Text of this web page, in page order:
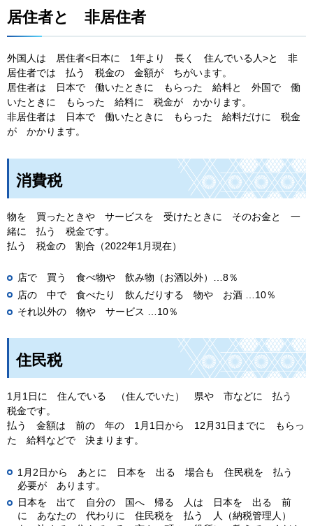
居住者と 非居住者
外国人は 居住者<日本に 1年より 長く 住んでいる人>と 非
居住者では 払う 税金の 金額が ちがいます。
居住者は 日本で 働いたときに もらった 給料と 外国で 働
いたときに もらった 給料に 税金が かかります。
非居住者は 日本で 働いたときに もらった 給料だけに 税金
が かかります。
消費税
物を 買ったときや サービスを 受けたときに そのお金と 一
緒に 払う 税金です。
払う 税金の 割合（2022年1月現在）
店で 買う 食べ物や 飲み物（お酒以外）…8％
店の 中で 食べたり 飲んだりする 物や お酒 …10％
それ以外の 物や サービス …10％
住民税
1月1日に 住んでいる （住んでいた） 県や 市などに 払う
税金です。
払う 金額は 前の 年の 1月1日から 12月31日までに もらっ
た 給料などで 決まります。
1月2日から あとに 日本を 出る 場合も 住民税を 払う
必要が あります。
日本を 出て 自分の 国へ 帰る 人は 日本を 出る 前
に あなたの 代わりに 住民税を 払う 人（納税管理人）